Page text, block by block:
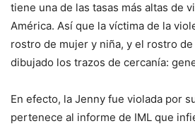
tiene una de las tasas más altas de
América. Así que la víctima de la
rostro de mujer y niña, y el rostro
dibujado los trazos de cercanía:
En efecto, la Jenny fue violada por
pertenece al informe de IML que